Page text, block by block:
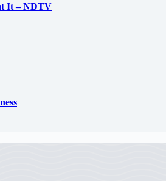
It – NDTV